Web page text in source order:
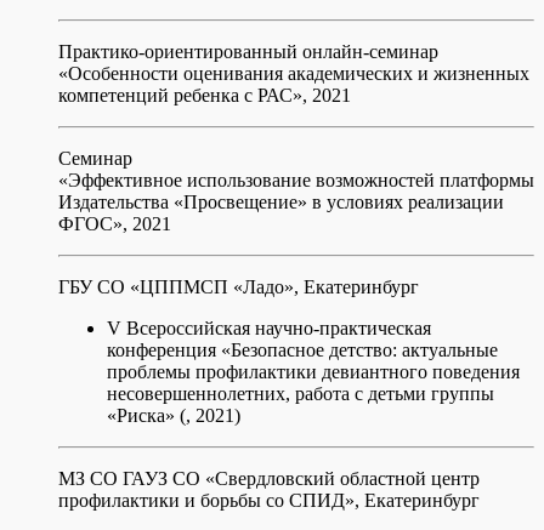
Практико-ориентированный онлайн-семинар
«Особенности оценивания академических и жизненных
компетенций ребенка с РАС», 2021
Семинар
«Эффективное использование возможностей платформы
Издательства «Просвещение» в условиях реализации
ФГОС», 2021
ГБУ СО «ЦППМСП «Ладо», Екатеринбург
V Всероссийская научно-практическая
конференция «Безопасное детство: актуальные
проблемы профилактики девиантного поведения
несовершеннолетних, работа с детьми группы
«Риска» (, 2021)
МЗ СО ГАУЗ СО «Свердловский областной центр
профилактики и борьбы со СПИД», Екатеринбург